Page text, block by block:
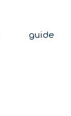
guide